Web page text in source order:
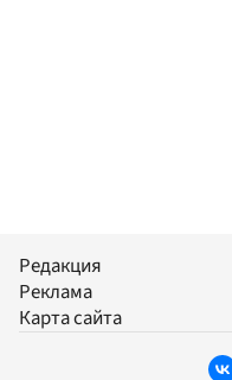
Редакция
Реклама
Карта сайта